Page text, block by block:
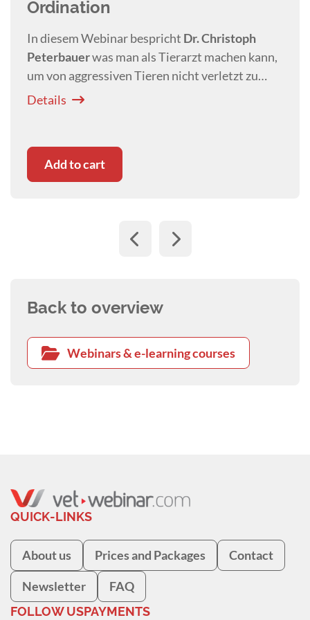
Dr. Christoph
Tierarzt machen kann,
nicht verletzt zu
stressigen Situationen
Back to overview
Webinars & e-learning courses
QUICK-LINKS
About us Prices and Packages Contact
Newsletter FAQ
FOLLOW USPAYMENTS